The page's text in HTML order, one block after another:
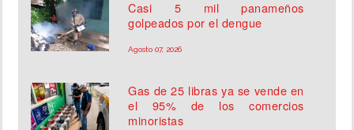
Casi 5 mil panameños
golpeados por el dengue
Agosto 07, 2026
Gas de 25 libras ya se vende en
el 95% de los comercios
minoristas